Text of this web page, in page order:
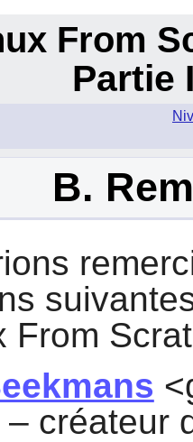
From
Partie
B.
From
– créateur